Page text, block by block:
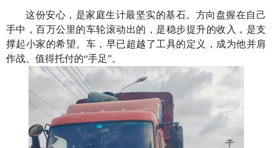
这份安心，是家庭生计最坚实的基石。方向盘握在自己
手中，百万公里的车轮滚动出的，是稳步提升的收入，是支
撑起小家的希望。车，早已超越了工具的定义，成为他并肩
作战、值得托付的“手足”。